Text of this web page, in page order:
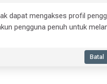
dapat mengakses profil
pengguna penuh untuk
Batal